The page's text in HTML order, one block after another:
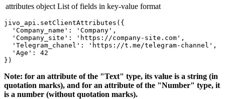
attributes object List of fields in key-value format
jivo_api.setClientAttributes({
  'Company_name': 'Company',
  'Company_site': 'https://company-site.com',
  'Telegram_chanel': 'https://t.me/telegram-channel',
  'Age': 42
Note: for an attribute of the "Text" type, its value is a string (in
quotation marks), and for an attribute of the "Number" type, it
is a number (without quotation marks).